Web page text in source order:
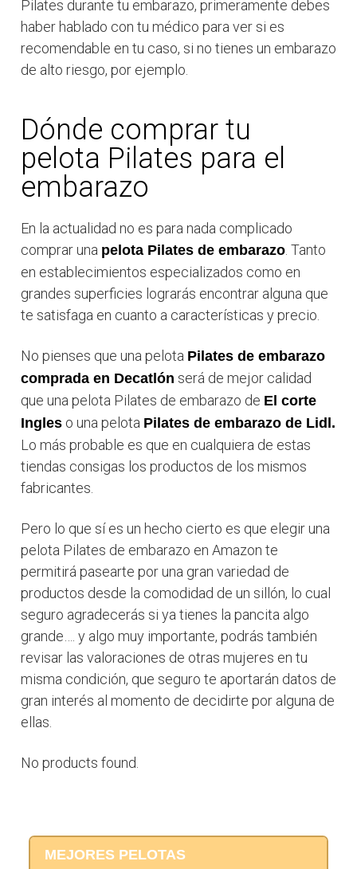
Pilates durante tu embarazo, primeramente debes
haber hablado con tu médico para ver si es
recomendable en tu caso, si no tienes un embarazo
de alto riesgo, por ejemplo.
Dónde comprar tu
pelota Pilates para el
embarazo
En la actualidad no es para nada complicado
comprar una pelota Pilates de embarazo . Tanto
en establecimientos especializados como en
grandes superficies lograrás encontrar alguna que
te satisfaga en cuanto a características y precio.
No pienses que una pelota Pilates de embarazo
comprada en Decatlón será de mejor calidad
que una pelota Pilates de embarazo de El corte
Ingles o una pelota Pilates de embarazo de Lidl.
Lo más probable es que en cualquiera de estas
tiendas consigas los productos de los mismos
fabricantes.
Pero lo que sí es un hecho cierto es que elegir una
pelota Pilates de embarazo en Amazon te
permitirá pasearte por una gran variedad de
productos desde la comodidad de un sillón, lo cual
seguro agradecerás si ya tienes la pancita algo
grande…. y algo muy importante, podrás también
revisar las valoraciones de otras mujeres en tu
misma condición, que seguro te aportarán datos de
gran interés al momento de decidirte por alguna de
ellas.
No products found.
MEJORES PELOTAS